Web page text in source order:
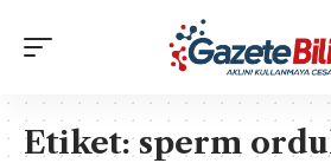
Etiket:sperm